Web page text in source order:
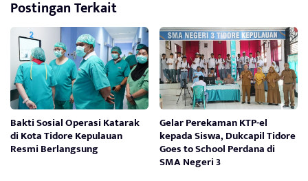
Postingan Terkait
Bakti Sosial Operasi Katarak
di Kota Tidore Kepulauan
Resmi Berlangsung
Gelar Perekaman KTP-el
kepada Siswa, Dukcapil Tidore
Goes to School Perdana di
SMA Negeri 3